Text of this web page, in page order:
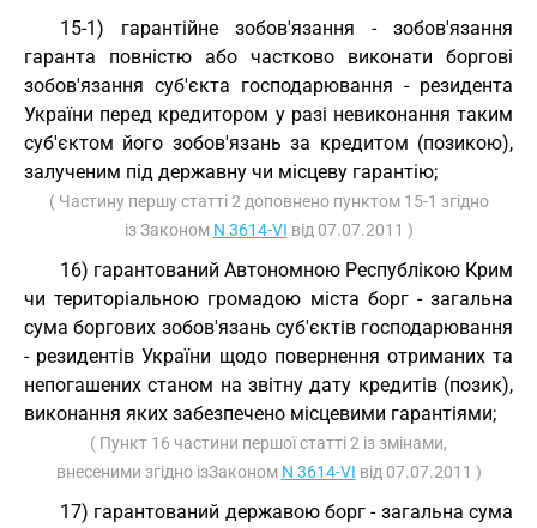
15-1) гарантійне зобов'язання - зобов'язання
гаранта повністю або частково виконати боргові
зобов'язання суб'єкта господарювання - резидента
України перед кредитором у разі невиконання таким
суб'єктом його зобов'язань за кредитом (позикою),
залученим під державну чи місцеву гарантію;
( Частину першу статті 2 доповнено пунктом 15-1 згідно
із Законом N 3614-VI від 07.07.2011 )
16) гарантований Автономною Республікою Крим
чи територіальною громадою міста борг - загальна
сума боргових зобов'язань суб'єктів господарювання
- резидентів України щодо повернення отриманих та
непогашених станом на звітну дату кредитів (позик),
виконання яких забезпечено місцевими гарантіями;
( Пункт 16 частини першої статті 2 із змінами,
внесеними згідно ізЗаконом N 3614-VI від 07.07.2011 )
17) гарантований державою борг - загальна сума